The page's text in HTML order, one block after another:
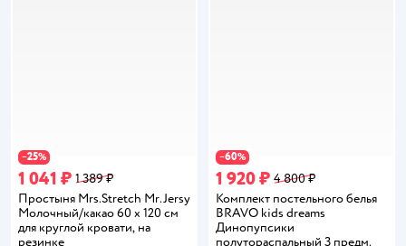
−25%
1 041 ₽ 1 389 ₽
Простыня Mrs.Stretch Mr.Jersy
Молочный/какао 60 x 120 см
для круглой кровати, на
резинке
−60%
1 920 ₽ 4 800 ₽
Комплект постельного белья
BRAVO kids dreams
Динопупсики
полутораспальный 3 предм.